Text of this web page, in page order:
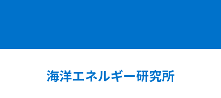
海洋エネルギー研究所